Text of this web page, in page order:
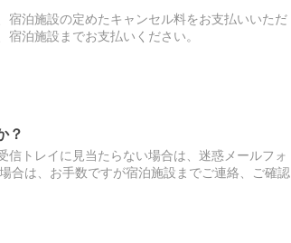
泊施設の定めたキャンセル料をお支払いいただ
泊施設までお支払いください。
？
トレイに見当たらない場合は、迷惑メールフォ
合は、お手数ですが宿泊施設までご連絡、ご確認